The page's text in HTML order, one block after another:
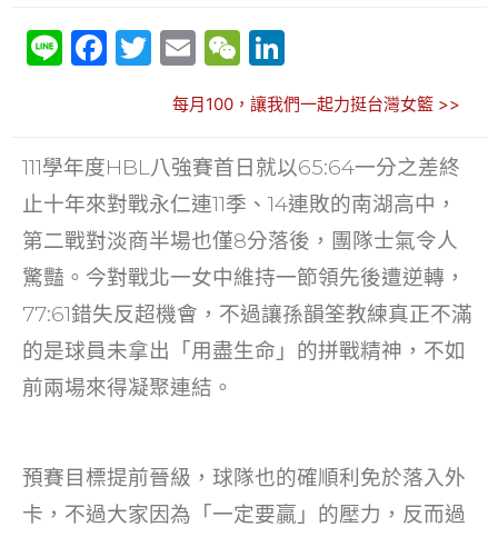
Li F
e
b
o
o
k
T
itt
er
E
ai
l
W
C
h
at
k
e
dI
n
每月100，讓我們一起力挺台灣女籃 >>
111學年度HBL八強賽首日就以65:64一分之差終
止十年來對戰永仁連11季、14連敗的南湖高中，
第二戰對淡商半場也僅8分落後，團隊士氣令人
驚豔。今對戰北一女中維持一節領先後遭逆轉，
77:61錯失反超機會，不過讓孫韻筌教練真正不滿
的是球員未拿出「用盡生命」的拼戰精神，不如
前兩場來得凝聚連結。
預賽目標提前晉級，球隊也的確順利免於落入外
卡，不過大家因為「一定要贏」的壓力，反而過